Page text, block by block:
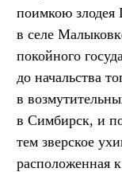
поимкою злодея
в селе
покойного
до начальства
в
в Симбирск, и
тем зверское
расположенная